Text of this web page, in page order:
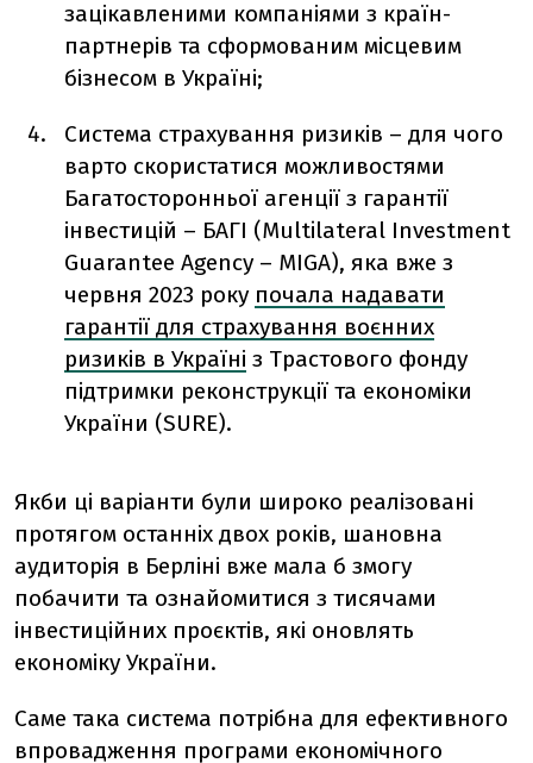
зацікавленими компаніями з країн-
партнерів та сформованим місцевим
бізнесом в Україні;
Система страхування ризиків – для чого
варто скористатися можливостями
Багатосторонньої агенції з гарантії
інвестицій – БАГІ (Multilateral Investment
Guarantee Agency – MIGA), яка вже з
червня 2023 року почала надавати
гарантії для страхування воєнних
ризиків в Україні з Трастового фонду
підтримки реконструкції та економіки
України (SURE).
Якби ці варіанти були широко реалізовані
протягом останніх двох років, шановна
аудиторія в Берліні вже мала б змогу
побачити та ознайомитися з тисячами
інвестиційних проєктів, які оновлять
економіку України.
Саме така система потрібна для ефективного
впровадження програми економічного